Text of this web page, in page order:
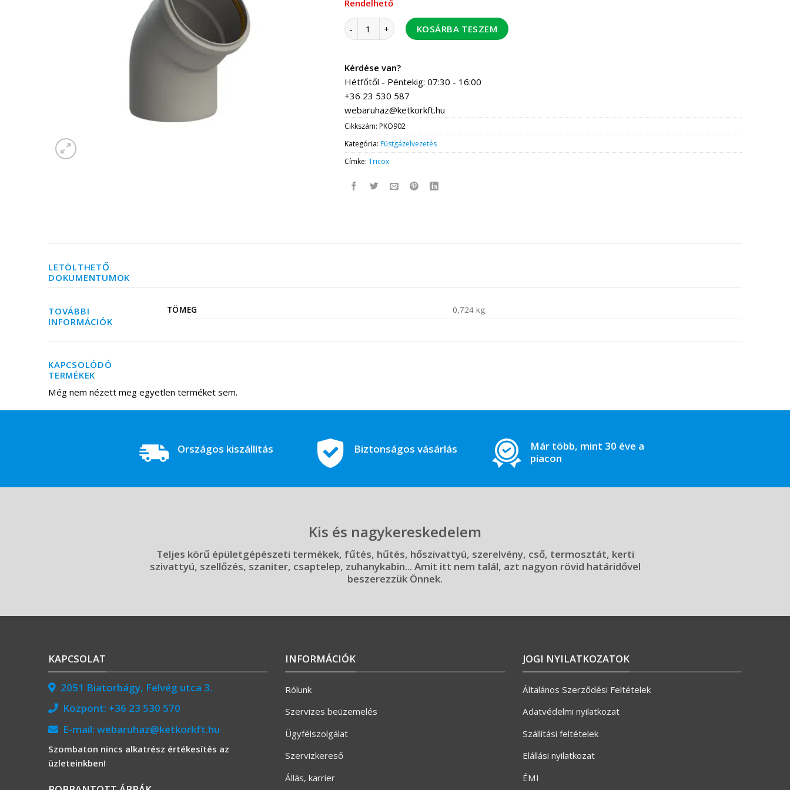
Rendelhető
Tricox PKÖ902 PPs könyök 160 45' mennyiség
KOSÁRBA TESZEM
Kérdése van?
Hétfőtől - Péntekig: 07:30 - 16:00
+36 23 530 587
webaruhaz@ketkorkft.hu
Cikkszám:PKÖ902
Kategória:Füstgázelvezetés
Címke:Tricox
LETÖLTHETŐ
DOKUMENTUMOK
TOVÁBBI
INFORMÁCIÓK
TÖMEG 0,724 kg
KAPCSOLÓDÓ
TERMÉKEK
Még nem nézett meg egyetlen terméket sem.
Országos kiszállítás Biztonságos vásárlás
Már több, mint 30 éve a
piacon
Kis és nagykereskedelem
Teljes körű épületgépészeti termékek, fűtés, hűtés, hőszivattyú, szerelvény, cső, termosztát, kerti
szivattyú, szellőzés, szaniter, csaptelep, zuhanykabin... Amit itt nem talál, azt nagyon rövid határidővel
beszerezzük Önnek.
KAPCSOLAT
2051 Biatorbágy, Felvég utca 3.
Központ: +36 23 530 570
E-mail: webaruhaz@ketkorkft.hu
Szombaton nincs alkatrész értékesítés az
üzleteinkben!
INFORMÁCIÓK
Rólunk
Szervizes beüzemelés
Ügyfélszolgálat
Szervizkereső
Állás, karrier
JOGI NYILATKOZATOK
Általános Szerződési Feltételek
Adatvédelmi nyilatkozat
Szállítási feltételek
Elállási nyilatkozat
ÉMI